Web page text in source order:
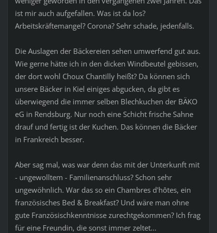
ist mir auch aufgefallen. Was ist da los?
Arbeitskräftemangel? Corona? Sehr schade, jedenfalls.
Die Auslagen der Bäckereien sehen umwerfend gut aus.
Wie gerne hätte ich in den dicken Windbeutel gebissen,
der dort wohl Choux Chantilly heißt? Da können sich
unsere Bäcker in Kiel einiges abgucken, da gibt es
überwiegend die immer selben Blechkuchen der BÄKO
eG in Rendsburg. Nur noch eine Schicht frische Sahne
drauf und fertig ist der Kuchen. Das können die Bäcker
in Frankreich besser.
Aber sag mal, was war denn das mit der Unterkunft mit
- ungewolltem - Familienanschluss? Schon sehr
ungewöhnlich. War das so ein Chambres d'hôtes, ein
französisches Bed & Breakfast? Und wäre man ohne
gute Französischkenntnisse zurechtgekommen? Ich frag
für eine Freundin, die sonst immer zeltet...